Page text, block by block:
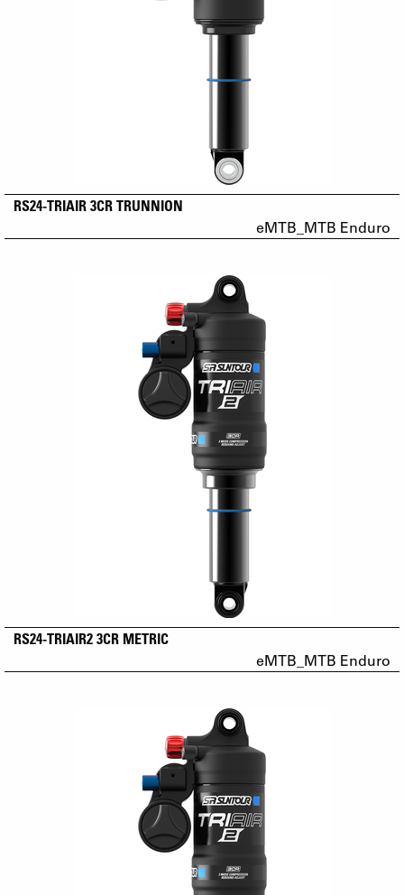
RS24-TRIAIR 3CR TRUNNION
eMTB_MTB Enduro
RS24-TRIAIR2 3CR METRIC
eMTB_MTB Enduro